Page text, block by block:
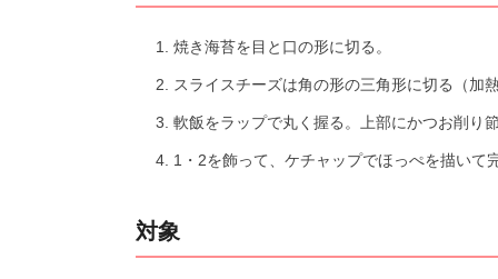
焼き海苔を目と口の形に切る。
スライスチーズは角の形の三角形に切る（加
軟飯をラップで丸く握る。上部にかつお削り
1・2を飾って、ケチャップでほっぺを描いて
対象